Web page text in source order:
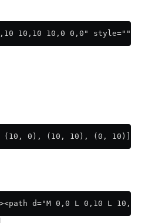
10,10 10,0 0,0" style=""/>
(10, 0), (10, 10), (0,
d="M 0,0 L 0,10 L